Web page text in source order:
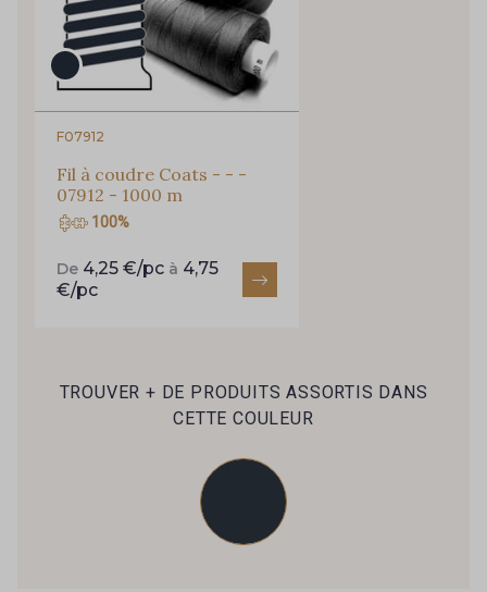
F07912
Fil à coudre Coats - - -
07912 - 1000 m
100%
De 4,25 €/pc à 4,75
€/pc
TROUVER + DE PRODUITS ASSORTIS DANS
CETTE COULEUR